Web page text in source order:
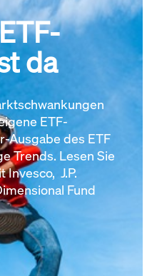
da
ETF-
Ausgabe des ETF
Trends. Lesen Sie
Invesco, J.P.
Fund